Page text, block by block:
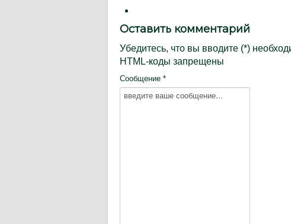
Оставить комментарий
Убедитесь, что вы вводите (*)
HTML-коды запрещены
Сообщение *